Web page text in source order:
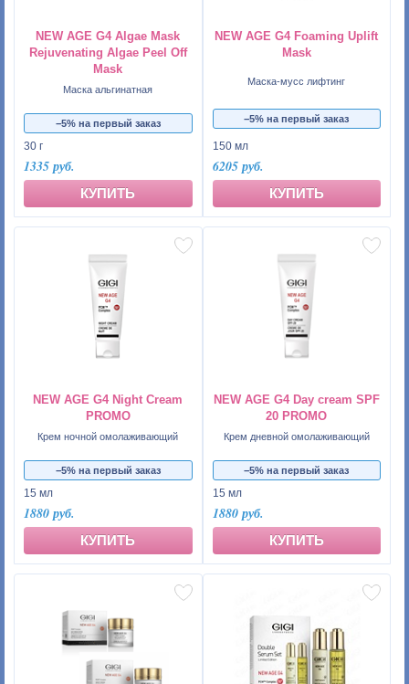
NEW AGE G4 Algae Mask
Rejuvenating Algae Peel Off
Mask
Маска альгинатная
−5% на первый заказ
30 г
1335 руб.
КУПИТЬ
NEW AGE G4 Foaming Uplift
Mask
Маска-мусс лифтинг
−5% на первый заказ
150 мл
6205 руб.
КУПИТЬ
NEW AGE G4 Night Cream
PROMO
Крем ночной омолаживающий
−5% на первый заказ
15 мл
1880 руб.
КУПИТЬ
NEW AGE G4 Day cream SPF
20 PROMO
Крем дневной омолаживающий
−5% на первый заказ
15 мл
1880 руб.
КУПИТЬ